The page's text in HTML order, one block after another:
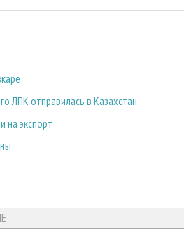
ЛПК отправилась в Казахстан
на экспорт